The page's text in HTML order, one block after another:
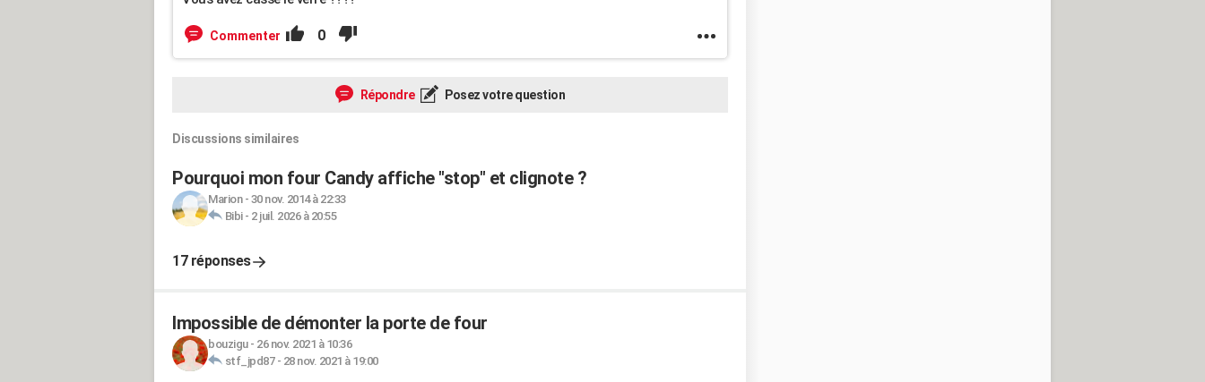
Commenter 0
Répondre Posez votre question
Discussions similaires
Pourquoi mon four Candy affiche "stop" et clignote ?
Marion- 30 nov. 2014 à 22:33
Bibi- 2 juil. 2026 à 20:55
17 réponses
Impossible de démonter la porte de four
bouzigu- 26 nov. 2021 à 10:36
stf_jpd87- 28 nov. 2021 à 19:00